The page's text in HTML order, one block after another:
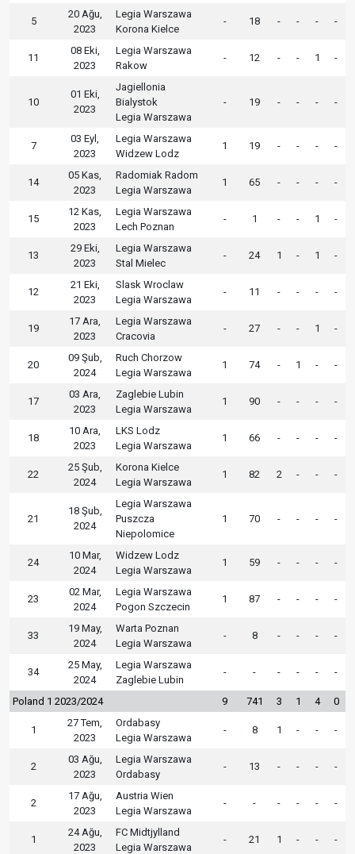
5
20 Ağu,
2023
Legia Warszawa
Korona Kielce
- 18 - - - -
11
08 Eki,
2023
Legia Warszawa
Rakow
- 12 - - 1 -
10
01 Eki,
2023
Jagiellonia
Bialystok
Legia Warszawa
- 19 - - - -
7
03 Eyl,
2023
Legia Warszawa
Widzew Lodz
1 19 - - - -
14
05 Kas,
2023
Radomiak Radom
Legia Warszawa
1 65 - - - -
15
12 Kas,
2023
Legia Warszawa
Lech Poznan
- 1 - - 1 -
13
29 Eki,
2023
Legia Warszawa
Stal Mielec
- 24 1 - 1 -
12
21 Eki,
2023
Slask Wroclaw
Legia Warszawa
- 11 - - - -
19
17 Ara,
2023
Legia Warszawa
Cracovia
- 27 - - 1 -
20
09 Şub,
2024
Ruch Chorzow
Legia Warszawa
1 74 - 1 - -
17
03 Ara,
2023
Zaglebie Lubin
Legia Warszawa
1 90 - - - -
18
10 Ara,
2023
LKS Lodz
Legia Warszawa
1 66 - - - -
22
25 Şub,
2024
Korona Kielce
Legia Warszawa
1 82 2 - - -
21
18 Şub,
2024
Legia Warszawa
Puszcza
Niepolomice
1 70 - - - -
24
10 Mar,
2024
Widzew Lodz
Legia Warszawa
1 59 - - - -
23
02 Mar,
2024
Legia Warszawa
Pogon Szczecin
1 87 - - - -
33
19 May,
2024
Warta Poznan
Legia Warszawa
- 8 - - - -
34
25 May,
2024
Legia Warszawa
Zaglebie Lubin
- - - - - -
Poland 1 2023/2024 9 741 3 1 4 0
1
27 Tem,
2023
Ordabasy
Legia Warszawa
- 8 1 - - -
2
03 Ağu,
2023
Legia Warszawa
Ordabasy
- 13 - - - -
2
17 Ağu,
2023
Austria Wien
Legia Warszawa
- - - - - -
1
24 Ağu,
2023
FC Midtjylland
Legia Warszawa
- 21 1 - - -